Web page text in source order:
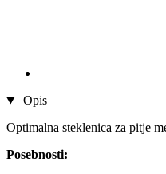
Opis
Optimalna steklenica za pitje
Posebnosti: